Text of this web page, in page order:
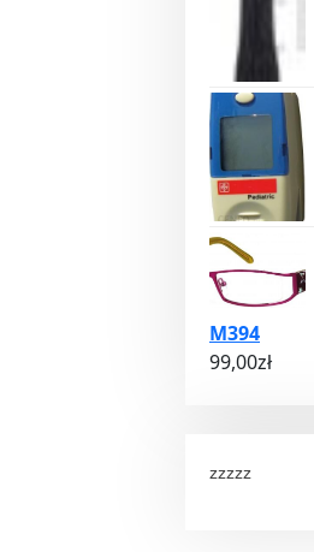
M394
99,00zł
zzzzz